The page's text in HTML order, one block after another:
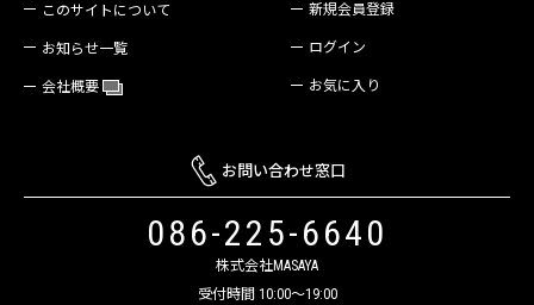
このサイトについて
お知らせ一覧
会社概要
新規会員登録
ログイン
お気に入り
お問い合わせ窓口
086-225-6640
株式会社MASAYA
受付時間 10:00～19:00